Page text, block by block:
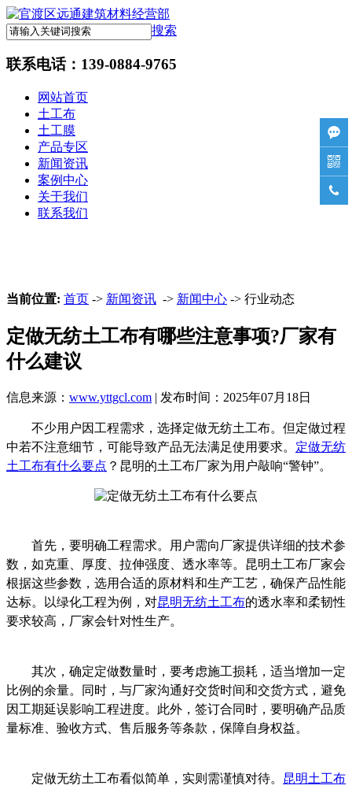
搜索
联系电话： 139-0884-9765
网站首页
土工布
土工膜
产品专区
新闻资讯
案例中心
关于我们
联系我们
当前位置: 首页 -> 新闻资讯 -> 新闻中心 -> 行业动态
定做无纺土工布有哪些注意事项?厂家有
什么建议
信息来源： www.yttgcl.com | 发布时间：2025年07月18日
不少用户因工程需求，选择定做无纺土工布。但定做过程
中若不注意细节，可能导致产品无法满足使用要求。 定做无纺
土工布有什么要点 ？昆明的土工布厂家为用户敲响“警钟”。
首先，要明确工程需求。用户需向厂家提供详细的技术参
数，如克重、厚度、拉伸强度、透水率等。昆明土工布厂家会
根据这些参数，选用合适的原材料和生产工艺，确保产品性能
达标。以绿化工程为例，对昆明无纺土工布的透水率和柔韧性
要求较高，厂家会针对性生产。
其次，确定定做数量时，要考虑施工损耗，适当增加一定
比例的余量。同时，与厂家沟通好交货时间和交货方式，避免
因工期延误影响工程进度。此外，签订合同时，要明确产品质
量标准、验收方式、售后服务等条款，保障自身权益。
定做无纺土工布看似简单，实则需谨慎对待。 昆明土工布


